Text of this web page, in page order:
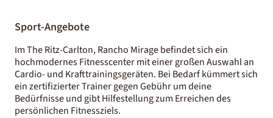
Sport-Angebote
Im The Ritz-Carlton, Rancho Mirage befindet sich ein
hochmodernes Fitnesscenter mit einer großen Auswahl an
Cardio- und Krafttrainingsgeräten. Bei Bedarf kümmert sich
ein zertifizierter Trainer gegen Gebühr um deine
Bedürfnisse und gibt Hilfestellung zum Erreichen des
persönlichen Fitnessziels.